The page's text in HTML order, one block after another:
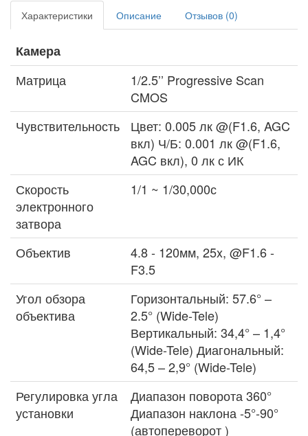
Характеристики Описание Отзывов (0)
Камера
Матрица
1/2.5’’ Progressive Scan
CMOS
Чувствительность
Цвет: 0.005 лк @(F1.6, AGC
вкл) Ч/Б: 0.001 лк @(F1.6,
AGC вкл), 0 лк с ИК
Скорость
электронного
затвора
1/1 ~ 1/30,000с
Объектив
4.8 - 120мм, 25x, @F1.6 -
F3.5
Угол обзора
объектива
Горизонтальный: 57.6° –
2.5° (Wide-Tele)
Вертикальный: 34,4° – 1,4°
(Wide-Tele) Диагональный:
64,5 – 2,9° (Wide-Tele)
Регулировка угла
установки
Диапазон поворота 360°
Диапазон наклона -5°-90°
(автопереворот )